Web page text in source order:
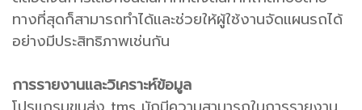
ทางที่สุดก็สามารถทำได้และช่วยให้ผู้ใช้งานจัดแผนรถได้
อย่างมีประสิทธิภาพเช่นกัน
การรายงานและวิเคราะห์ข้อมูล